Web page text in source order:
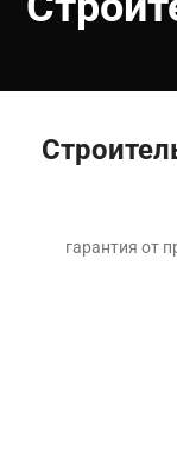
гарантия от